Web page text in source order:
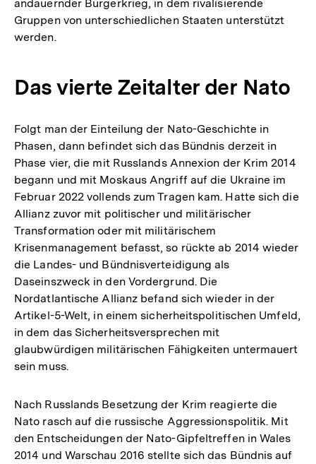
andauernder Bürgerkrieg, in dem rivalisierende
Gruppen von unterschiedlichen Staaten unterstützt
werden.
Das vierte Zeitalter der Nato
Folgt man der Einteilung der Nato-Geschichte in
Phasen, dann befindet sich das Bündnis derzeit in
Phase vier, die mit Russlands Annexion der Krim 2014
begann und mit Moskaus Angriff auf die Ukraine im
Februar 2022 vollends zum Tragen kam. Hatte sich die
Allianz zuvor mit politischer und militärischer
Transformation oder mit militärischem
Krisenmanagement befasst, so rückte ab 2014 wieder
die Landes- und Bündnisverteidigung als
Daseinszweck in den Vordergrund. Die
Nordatlantische Allianz befand sich wieder in der
Artikel-5-Welt, in einem sicherheitspolitischen Umfeld,
in dem das Sicherheitsversprechen mit
glaubwürdigen militärischen Fähigkeiten untermauert
sein muss.
Nach Russlands Besetzung der Krim reagierte die
Nato rasch auf die russische Aggressionspolitik. Mit
den Entscheidungen der Nato-Gipfeltreffen in Wales
2014 und Warschau 2016 stellte sich das Bündnis auf